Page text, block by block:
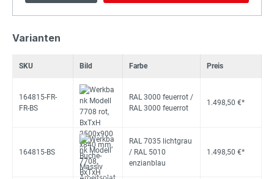
Varianten
SKU Bild Farbe Preis
164815-FR-
FR-BS
RAL 3000 feuerrot /
RAL 3000 feuerrot
1.498,50 €*
164815-BS
RAL 7035 lichtgrau
/ RAL 5010
enzianblau
1.498,50 €*